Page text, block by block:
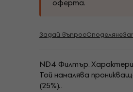
оферта.
Задай въпросСподеляне
ND4 Филтър.
Той намалява
(25%). .